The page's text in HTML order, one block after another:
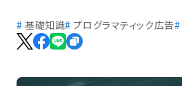
基礎知識 プログラマティック広告